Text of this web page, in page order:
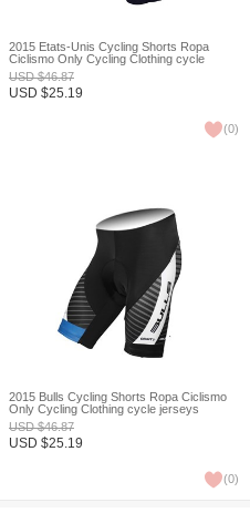
2015 États-Unis Cycling Shorts Ropa
Ciclismo Only Cycling Clothing cycle
jerseys Ciclismo bicicletas maillot ciclismo
XXS
USD$46.87
USD $25.19
(0)
2015 Bulls Cycling Shorts Ropa Ciclismo
Only Cycling Clothing cycle jerseys
Ciclismo bicicletas maillot ciclismo XXS
USD$46.87
USD $25.19
(0)